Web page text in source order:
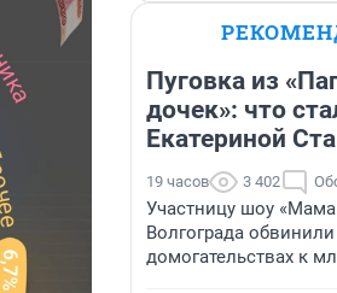
Пуговка из
дочек»: что
Екатериной
19 часов 3 402
Участницу шоу «Мама
Волгограда
домогательствах к